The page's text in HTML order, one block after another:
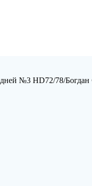
№3 HD72/78/Богдан